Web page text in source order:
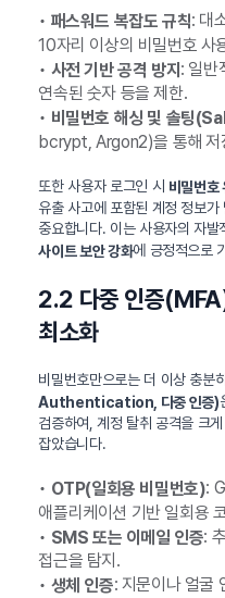
• 패스워드 복잡도 규칙: 대
10자리 이상의 비밀번호 사
• 사전 기반 공격 방지 : 일반
연속된 숫자 등을 제한.
• 비밀번호 해싱 및 솔팅
bcrypt, Argon2)을 통해 저
또한 사용자 로그인 시 비밀번호
유출 사고에 포함된 계정 정보
중요합니다. 이는 사용자의 자
사이트 보안 강화에 긍정적으로
2.2 다중 인증
최소화
비밀번호만으로는 더 이상 충분
Authentication, 다중 인증)
검증하여, 계정 탈취 공격을 크
잡았습니다.
• OTP(일회용 비밀번호):
애플리케이션 기반 일회용
• SMS 또는 이메일 인증:
접근을 탐지.
• 생체 인증: 지문이나 얼굴